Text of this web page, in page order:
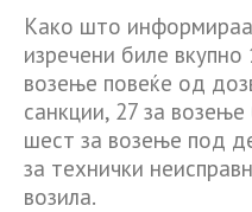
Како што
изречени биле
возење повеќе од
санкции, 27 за
шест за возење под
за технички
возила.